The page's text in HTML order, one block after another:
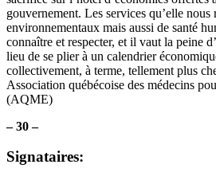
gouvernement. Les services qu’elle nous
environnementaux mais aussi de santé
connaître et respecter, et il vaut la peine
lieu de se plier à un calendrier
collectivement, à terme, tellement plus
Association québécoise des médecins
(AQME)
– 30 –
Signataires: